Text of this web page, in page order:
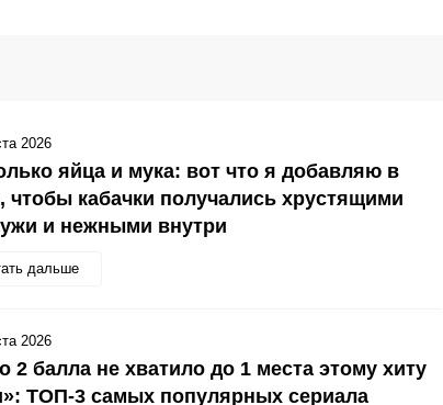
яйца и мука: вот что я добавляю в
чтобы кабачки получались хрустящими
и нежными внутри
дальше
2026
2 балла не хватило до 1 места этому хиту
ТОП-3 самых популярных сериала
2026